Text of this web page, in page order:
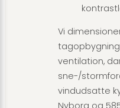
Vi
ventilation,
sne-/
vindudsatte